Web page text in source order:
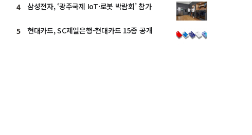
4 삼성전자, ‘광주국제 IoT·로봇 박람회’ 참가
5 현대카드, SC제일은행-현대카드 15종 공개